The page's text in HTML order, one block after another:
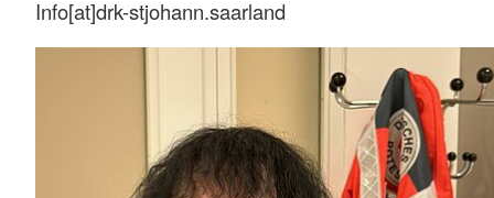
Info[at]drk-stjohann.saarland